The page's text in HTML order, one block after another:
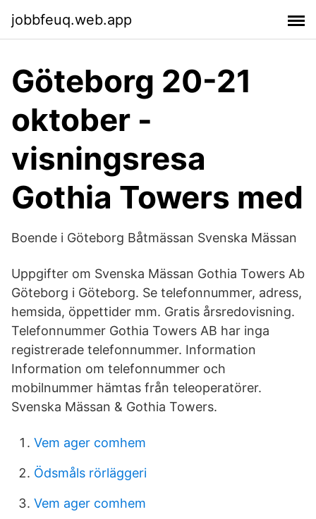
jobbfeuq.web.app
Göteborg 20-21
oktober -
visningsresa
Gothia Towers med
Boende i Göteborg Båtmässan Svenska Mässan
Uppgifter om Svenska Mässan Gothia Towers Ab
Göteborg i Göteborg. Se telefonnummer, adress,
hemsida, öppettider mm. Gratis årsredovisning.
Telefonnummer Gothia Towers AB har inga
registrerade telefonnummer. Information
Information om telefonnummer och
mobilnummer hämtas från teleoperatörer.
Svenska Mässan & Gothia Towers.
Vem ager comhem
Ödsmåls rörläggeri
Vem ager comhem